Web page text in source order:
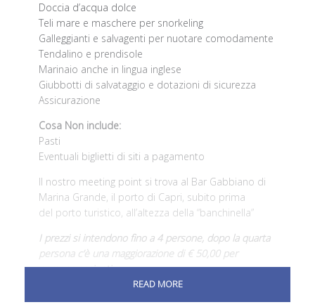
Doccia d’acqua dolce
Teli mare e maschere per snorkeling
Galleggianti e salvagenti per nuotare comodamente
Tendalino e prendisole
Marinaio anche in lingua inglese
Giubbotti di salvataggio e dotazioni di sicurezza
Assicurazione
Cosa Non include:
Pasti
Eventuali biglietti di siti a pagamento
Il nostro meeting point si trova al Bar Gabbiano di
Marina Grande, il porto di Capri, subito prima
del porto turistico, all’altezza della “banchinella”
I prezzi si intendono fino a 4 persone, dopo la quarta
persona c’è una maggiorazione di € 50,00 per
persona aggiuntiva
READ MORE